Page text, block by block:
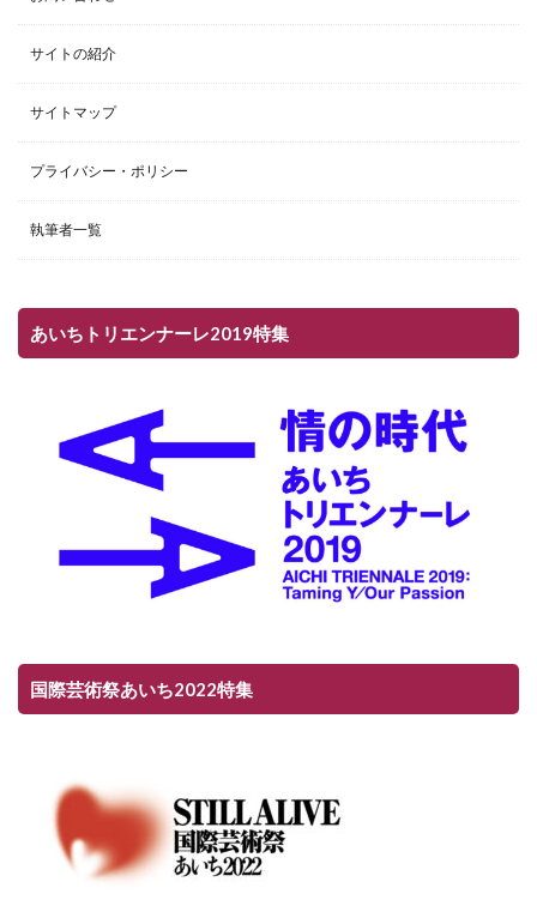
サイトの紹介
サイトマップ
プライバシー・ポリシー
執筆者一覧
あいちトリエンナーレ2019特集
国際芸術祭あいち2022特集